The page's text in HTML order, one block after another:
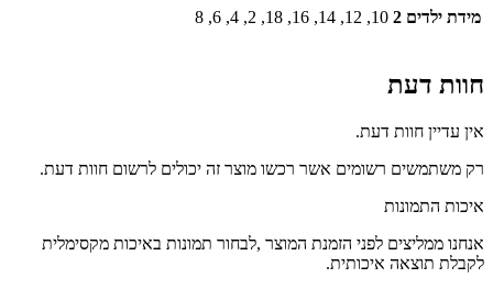
מידת ילדים 2 10, 12, 14, 16, 18, 2, 4, 6, 8
חוות דעת
אין עדיין חוות דעת.
רק משתמשים רשומים אשר רכשו מוצר זה יכולים לרשום חוות דעת.
איכות התמונות
אנחנו ממליצים לפני הזמנת המוצר ,לבחור תמונות באיכות מקסימלית
לקבלת תוצאה איכותית.